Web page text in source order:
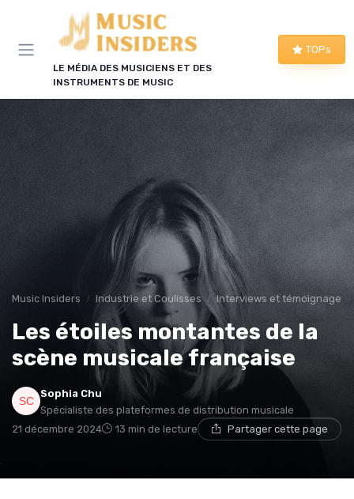
LE MÉDIA DES MUSICIENS ET DES
INSTRUMENTS DE MUSIC
TOPs
Music Insiders Industrie et Coulisses Interviews et témoignages
Les étoiles montantes de la
scène musicale française
Sophia Chu
Spécialiste des plateformes de distribution musicale
21 décembre 2024
13 min de lecture Partager cette page
Panneau de gestion des cookies